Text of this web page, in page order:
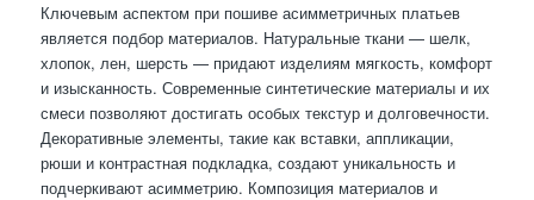
Ключевым аспектом при пошиве асимметричных платьев
является подбор материалов. Натуральные ткани — шелк,
хлопок, лен, шерсть — придают изделиям мягкость, комфорт
и изысканность. Современные синтетические материалы и их
смеси позволяют достигать особых текстур и долговечности.
Декоративные элементы, такие как вставки, аппликации,
рюши и контрастная подкладка, создают уникальность и
подчеркивают асимметрию. Композиция материалов и